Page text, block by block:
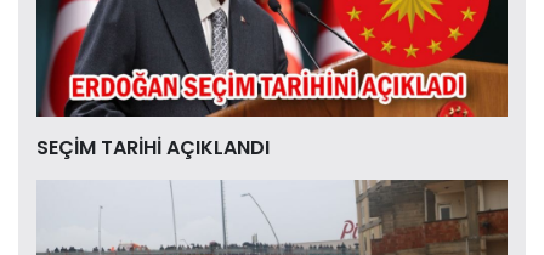
SEÇİM TARİHİ AÇIKLANDI